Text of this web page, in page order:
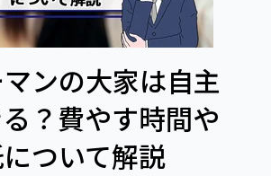
ンの大家は自主
？費やす時間や
ついて解説